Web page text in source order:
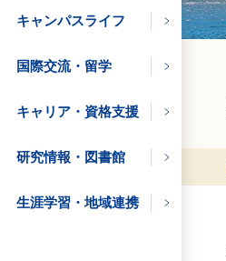
キャンパスライフ
国際交流・留学
キャリア・資格支援
研究情報・図書館
生涯学習・地域連携
びたい方
方